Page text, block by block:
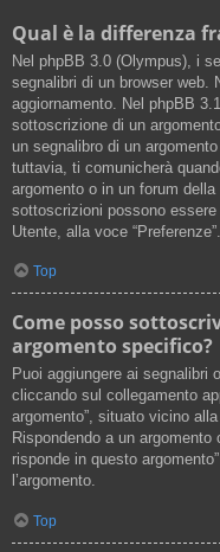
Qual è la differenza
Nel phpBB 3.0 (Olympus), i
segnalibri di un browser web.
aggiornamento. Nel phpBB
sottoscrizione di un
un segnalibro di un
tuttavia, ti comunicherà
argomento o in un forum
sottoscrizioni possono
Utente, alla voce “Preferenze”.
Top
Come posso
argomento specifico?
Puoi aggiungere ai segnalibri
cliccando sul collegamento
argomento”, situato vicino
Rispondendo a un
risponde in questo
l’argomento.
Top